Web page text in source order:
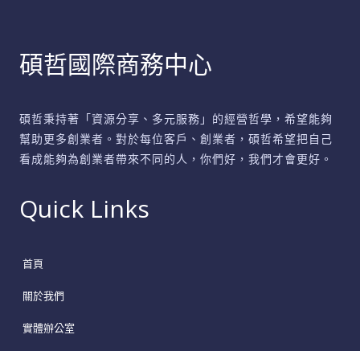
基
石，
升
企
業
性
碩哲國際商務中心
碩哲秉持著「資源分享、多元服務」的經營哲學，希望能夠
幫助更多創業者。對於每位客戶、創業者，碩哲希望把自己
看成能夠為創業者帶來不同的人，你們好，我們才會更好。
Quick Links
首頁
關於我們
實體辦公室